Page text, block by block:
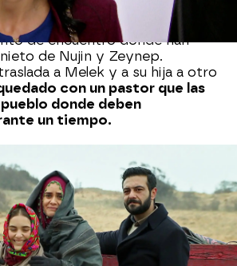
Melek y Zehra
del amigo de Azad para
de encuentro donde han
de Nujin y Zeynep.
a Melek y a su hija a otro
con un pastor que las
pueblo donde deben
un tiempo.
un momento emotivo al
La pequeña no quiere
el hijo de Zümrüt les manifiesta
a verlas en un futuro.Melek
de él y para ella es muy duro